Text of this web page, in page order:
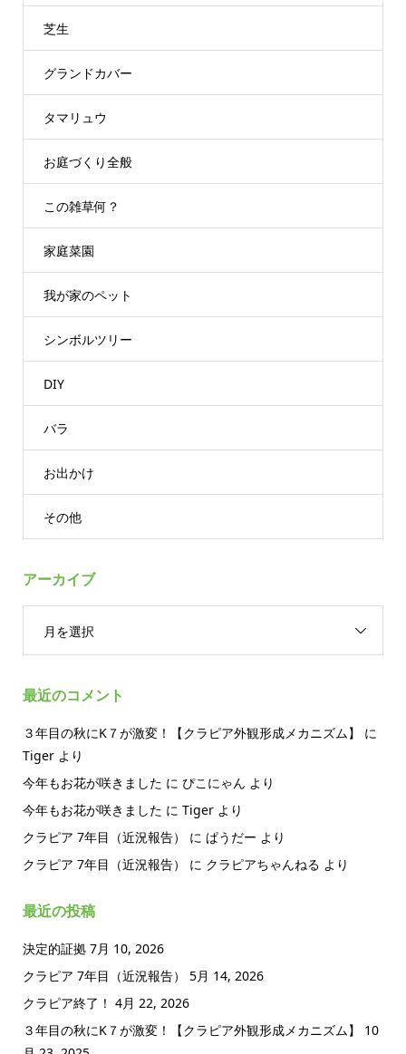
芝生
グランドカバー
タマリュウ
お庭づくり全般
この雑草何？
家庭菜園
我が家のペット
シンボルツリー
DIY
バラ
お出かけ
その他
アーカイブ
月を選択
最近のコメント
３年目の秋にK７が激変！【クラピア外観形成メカニズム】
に
Tigerより
今年もお花が咲きました に ぴこにゃん より
今年もお花が咲きました に Tigerより
クラピア 7年目（近況報告）
に ぱうだー より
クラピア 7年目（近況報告）
に クラピアちゃんねる より
最近の投稿
決定的証拠 7月 10, 2026
クラピア 7年目（近況報告）
5月 14, 2026
クラピア終了！ 4月 22, 2026
３年目の秋にK７が激変！【クラピア外観形成メカニズム】
10